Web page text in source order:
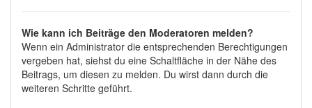
Wie kann ich Beiträge den Moderatoren melden?
Wenn ein Administrator die entsprechenden Berechtigungen
vergeben hat, siehst du eine Schaltfläche in der Nähe des
Beitrags, um diesen zu melden. Du wirst dann durch die
weiteren Schritte geführt.